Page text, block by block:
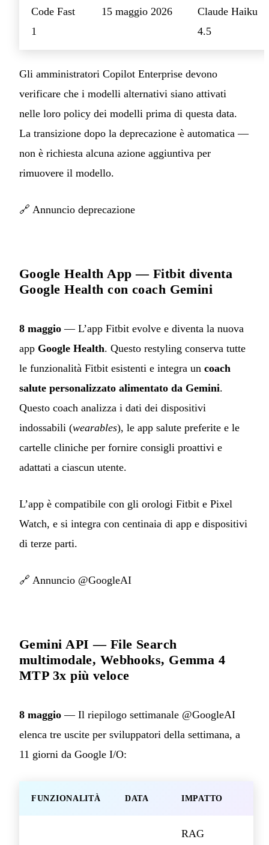
Code Fast
1
15 maggio 2026
Claude Haiku
4.5
Gli amministratori Copilot Enterprise devono
verificare che i modelli alternativi siano attivati
nelle loro policy dei modelli prima di questa data.
La transizione dopo la deprecazione è automatica —
non è richiesta alcuna azione aggiuntiva per
rimuovere il modello.
🔗 Annuncio deprecazione
Google Health App — Fitbit diventa
Google Health con coach Gemini
8 maggio — L’app Fitbit evolve e diventa la nuova
app Google Health. Questo restyling conserva tutte
le funzionalità Fitbit esistenti e integra un coach
salute personalizzato alimentato da Gemini.
Questo coach analizza i dati dei dispositivi
indossabili (wearables), le app salute preferite e le
cartelle cliniche per fornire consigli proattivi e
adattati a ciascun utente.
L’app è compatibile con gli orologi Fitbit e Pixel
Watch, e si integra con centinaia di app e dispositivi
di terze parti.
🔗 Annuncio @GoogleAI
Gemini API — File Search
multimodale, Webhooks, Gemma 4
MTP 3x più veloce
8 maggio — Il riepilogo settimanale @GoogleAI
elenca tre uscite per sviluppatori della settimana, a
11 giorni da Google I/O:
FUNZIONALITÀ DATA IMPATTO
RAG